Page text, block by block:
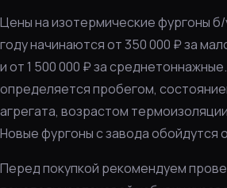
Цены на изотермические фургоны б/
году начинаются от 350 000 ₽ за
и от 1 500 000 ₽ за
определяется пробегом,
агрегата, возрастом
Новые фургоны с завода обойдутся
Перед покупкой рекомендуем